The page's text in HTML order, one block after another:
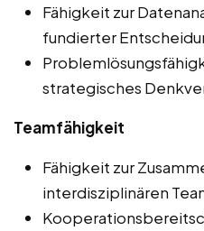
Fähigkeit zur
fundierter
strategisches
Teamfähigkeit
Fähigkeit zur
interdisziplinären